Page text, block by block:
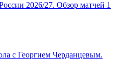
2026/27. Обзор матчей 1
с Георгием Черданцевым.